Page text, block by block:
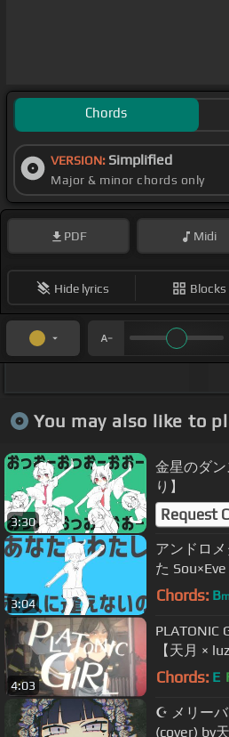
Chords
VERSION: Simplified
Major & minor chords only
PDF Midi
Hide lyrics Blocks
You may also like to
3:30
金星のダ
り】
Request
3:04
アンドロ
た Sou×Eve
Chords: B
4:03
PLATONIC
【天月 × luz
Chords: E
☪ メリー
(cover) by